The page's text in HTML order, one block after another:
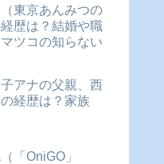
東京あんみつの
歴は？結婚や職
ツコの知らない
アナの父親、西
経歴は？家族
「OniGO」